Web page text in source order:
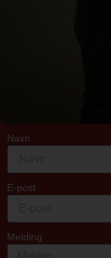
Navn
E-post
Melding